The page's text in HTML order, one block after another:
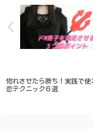
惚れさせたら勝ち！実践で使
恋テクニック６選